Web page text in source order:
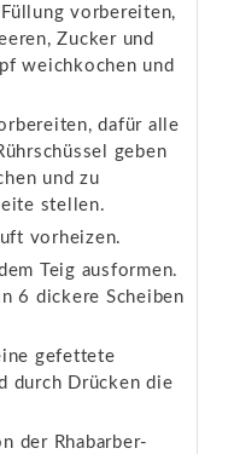
vorbereiten,
Zucker und
weichkochen und
dafür alle
geben
und zu
stellen.
vorheizen.
Teig ausformen.
6 dickere Scheiben
gefettete
durch Drücken die
der Rhabarber-